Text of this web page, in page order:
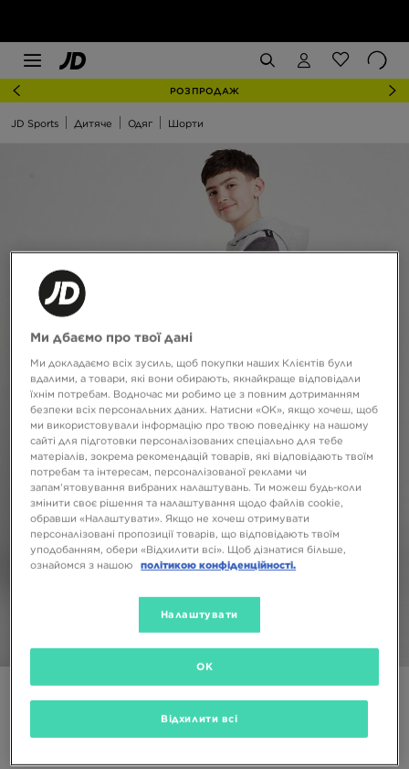
РОЗПРОДАЖ
JD Sports Дитяче Одяг Шорти
1099 ГРН
Ми дбаємо про твої дані
Ми докладаємо всіх зусиль, щоб покупки наших Клієнтів були
вдалими, а товари, які вони обирають, якнайкраще відповідали
їхнім потребам. Водночас ми робимо це з повним дотриманням
безпеки всіх персональних даних. Натисни «OK», якщо хочеш, щоб
ми використовували інформацію про твою поведінку на нашому
сайті для підготовки персоналізованих спеціально для тебе
матеріалів, зокрема рекомендацій товарів, які відповідають твоїм
потребам та інтересам, персоналізованої реклами чи
запам’ятовування вибраних налаштувань. Ти можеш будь-коли
змінити своє рішення та налаштування щодо файлів cookie,
обравши «Налаштувати». Якщо не хочеш отримувати
персоналізовані пропозиції товарів, що відповідають твоїм
уподобанням, обери «Відхилити всі». Щоб дізнатися більше,
ознайомся з нашою
політикою конфіденційності.
Налаштувати
Відхилити всі
OK